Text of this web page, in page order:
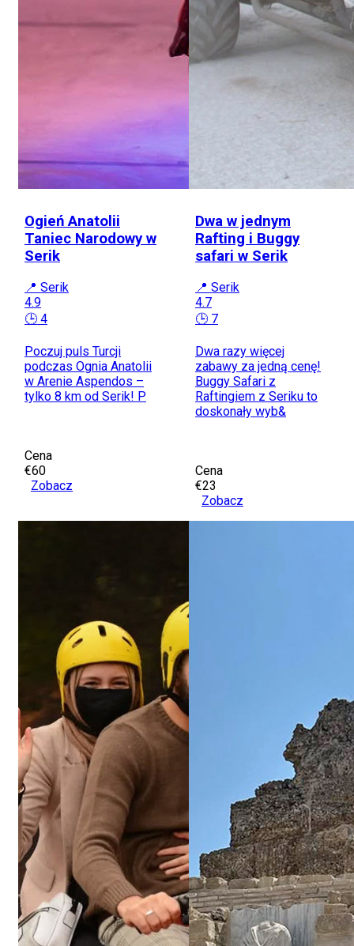
Ogień Anatolii
Taniec Narodowy w
Serik
📍 Serik
4.9
🕒 4
Poczuj puls Turcji
podczas Ognia Anatolii
w Arenie Aspendos –
tylko 8 km od Serik! P
Cena
€60
Zobacz
Dwa w jednym
Rafting i Buggy
safari w Serik
📍 Serik
4.7
🕒 7
Dwa razy więcej
zabawy za jedną cenę!
Buggy Safari z
Raftingiem z Seriku to
doskonały wyb&
Cena
€23
Zobacz